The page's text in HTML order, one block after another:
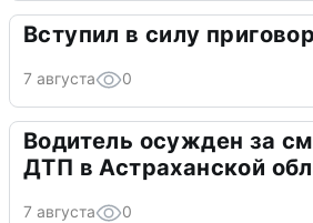
Вступил в силу
7 августа 0
Водитель осужден за
ДТП в Астраханской
7 августа 0